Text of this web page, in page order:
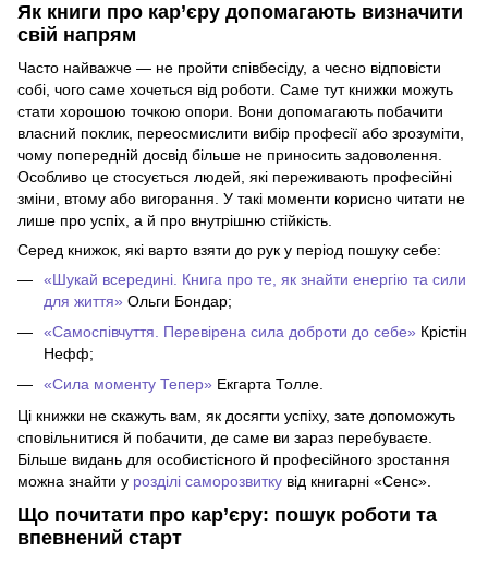
Як книги про кар’єру допомагають визначити
свій напрям
Часто найважче — не пройти співбесіду, а чесно відповісти
собі, чого саме хочеться від роботи. Саме тут книжки можуть
стати хорошою точкою опори. Вони допомагають побачити
власний поклик, переосмислити вибір професії або зрозуміти,
чому попередній досвід більше не приносить задоволення.
Особливо це стосується людей, які переживають професійні
зміни, втому або вигорання. У такі моменти корисно читати не
лише про успіх, а й про внутрішню стійкість.
Серед книжок, які варто взяти до рук у період пошуку себе:
«Шукай всередині. Книга про те, як знайти енергію та сили
для життя» Ольги Бондар;
«Самоспівчуття. Перевірена сила доброти до себе» Крістін
Нефф;
«Сила моменту Тепер» Екгарта Толле.
Ці книжки не скажуть вам, як досягти успіху, зате допоможуть
сповільнитися й побачити, де саме ви зараз перебуваєте.
Більше видань для особистісного й професійного зростання
можна знайти у розділі саморозвитку від книгарні «Сенс».
Що почитати про кар’єру: пошук роботи та
впевнений старт